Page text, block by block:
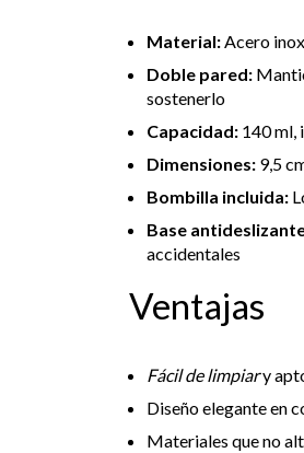
Material:Acero
Doble pared:
sostenerlo
Capacidad: 140 ml,
Dimensiones: 9,5
Bombilla incluida:
Base
accidentales
Ventajas
Fácil de limpiary
Diseño elegante en
Materiales que no